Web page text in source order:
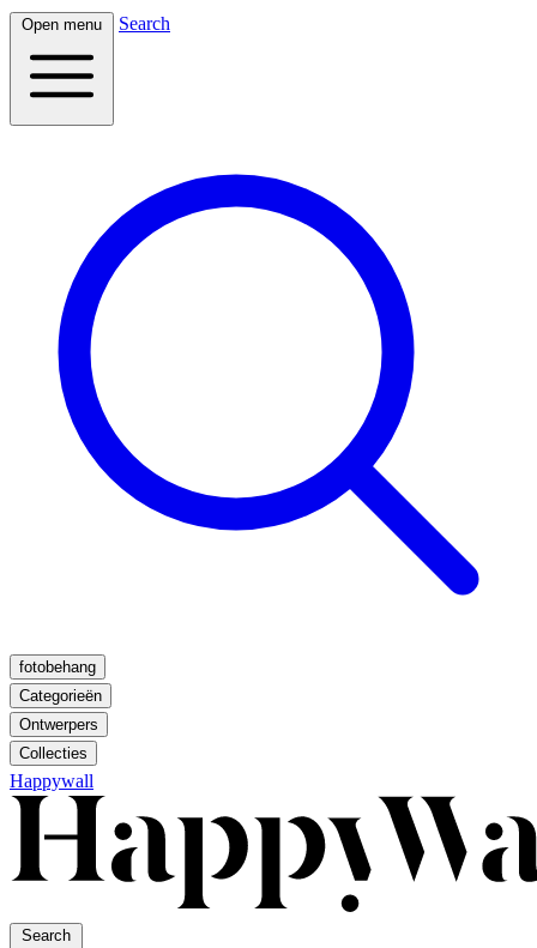
Open menu Search
fotobehang
Categorieën
Ontwerpers
Collecties
Happywall
Search